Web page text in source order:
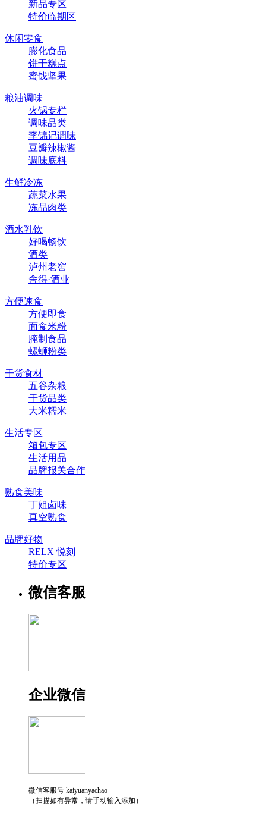
新品专区
特价临期区
休闲零食
膨化食品
饼干糕点
蜜饯坚果
粮油调味
火锅专栏
调味品类
李锦记调味
豆瓣辣椒酱
调味底料
生鲜冷冻
蔬菜水果
冻品肉类
酒水乳饮
好喝畅饮
酒类
泸州老窖
舍得·酒业
方便速食
方便即食
面食米粉
腌制食品
螺蛳粉类
干货食材
五谷杂粮
干货品类
大米糯米
生活专区
箱包专区
生活用品
品牌报关合作
熟食美味
丁姐卤味
真空熟食
品牌好物
RELX 悦刻
特价专区
微信客服
企业微信
微信客服号 kaiyuanyachao
（扫描如有异常，请手动输入添加）